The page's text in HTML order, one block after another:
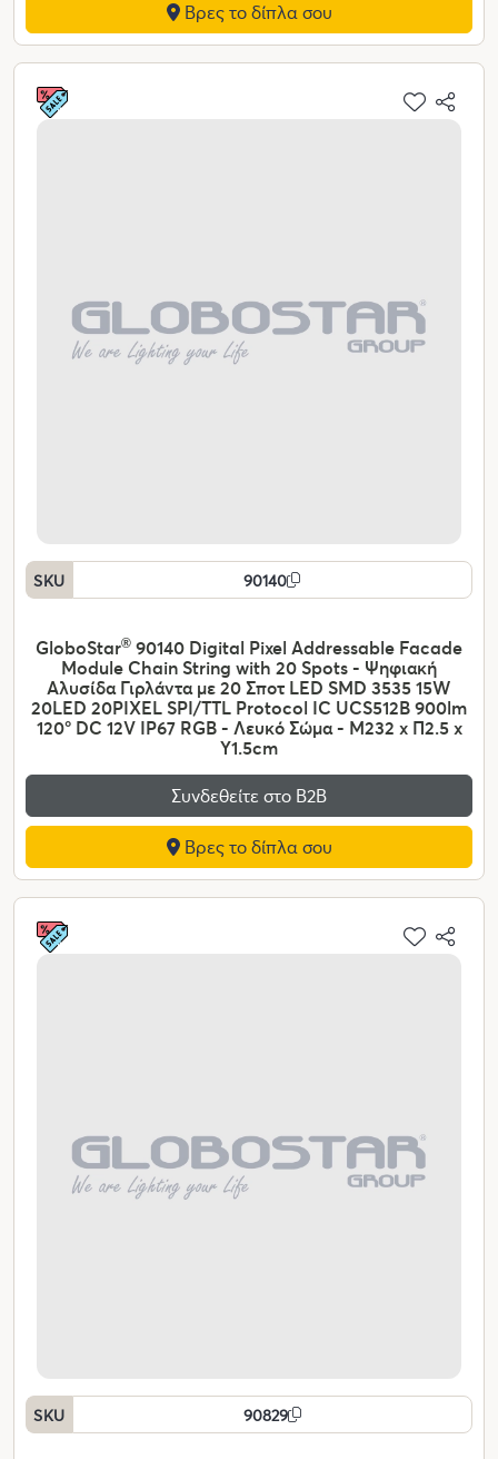
Βρες το δίπλα σου
SKU 90140
GloboStar® 90140 Digital Pixel Addressable Facade
Module Chain String with 20 Spots - Ψηφιακή
Αλυσίδα Γιρλάντα με 20 Σποτ LED SMD 3535 15W
20LED 20PIXEL SPI/TTL Protocol IC UCS512B 900lm
120° DC 12V IP67 RGB - Λευκό Σώμα - Μ232 x Π2.5 x
Υ1.5cm
Συνδεθείτε στο Β2Β
Βρες το δίπλα σου
SKU 90829